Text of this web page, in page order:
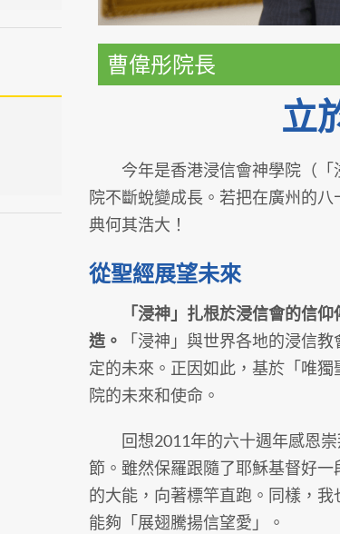
曹偉彤院長
立
今年是香港浸信會神學院（「
院不斷蛻變成長。若把在廣州的
典何其浩大！
從聖經展望未來
「浸神」扎根於浸信會的信
造。
「浸神」與世界各地的浸信
定的未來。正因如此，基於「唯
院的未來和使命。
回想2011年的六十週年感恩崇
節。雖然保羅跟隨了耶穌基督好
的大能，向著標竿直跑。同樣，
能夠「展翅騰揚信望愛」。